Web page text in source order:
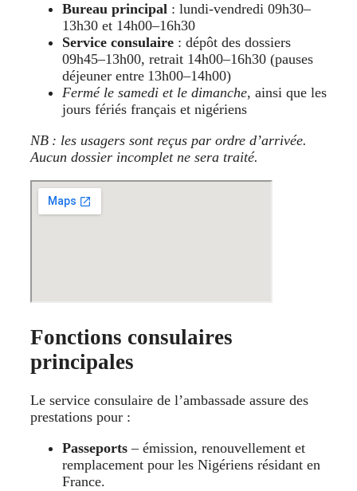
Bureau principal : lundi‑vendredi 09h30–
13h30 et 14h00–16h30
Service consulaire : dépôt des dossiers
09h45–13h00, retrait 14h00–16h30 (pauses
déjeuner entre 13h00–14h00)
Fermé le samedi et le dimanche, ainsi que les
jours fériés français et nigériens
NB : les usagers sont reçus par ordre d’arrivée.
Aucun dossier incomplet ne sera traité.
Fonctions consulaires
principales
Le service consulaire de l’ambassade assure des
prestations pour :
Passeports – émission, renouvellement et
remplacement pour les Nigériens résidant en
France.